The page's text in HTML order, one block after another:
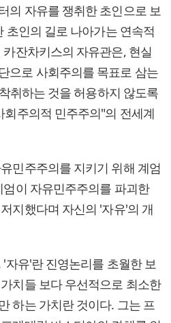
의 자유를 쟁취한 초인으로 보
초인의 길로 나아가는 연속적
잔차키스의 자유관은, 현실
으로 사회주의를 목표로 삼는
취하는 것을 허용하지 않도록
회주의적 민주주의"의 전세계
민주주의를 지키기 위해 계엄
이 자유민주주의를 파괴한
지했다며 자신의 '자유'의 개
자유'란 진영논리를 초월한 보
치들 보다 우선적으로 최소한
하는 가치란 것이다. 그는 프